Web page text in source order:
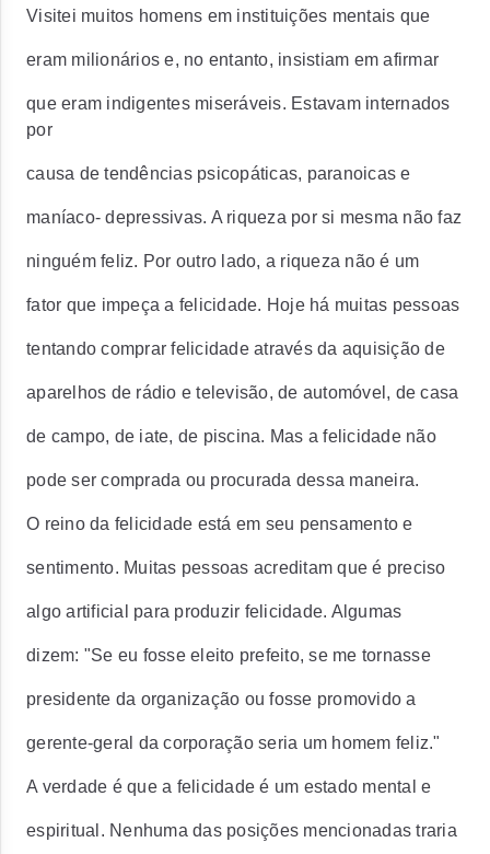
Visitei muitos homens em instituições mentais que
eram milionários e, no entanto, insistiam em afirmar
que eram indigentes miseráveis. Estavam internados
por
causa de tendências psicopáticas, paranoicas e
maníaco- depressivas. A riqueza por si mesma não faz
ninguém feliz. Por outro lado, a riqueza não é um
fator que impeça a felicidade. Hoje há muitas pessoas
tentando comprar felicidade através da aquisição de
aparelhos de rádio e televisão, de automóvel, de casa
de campo, de iate, de piscina. Mas a felicidade não
pode ser comprada ou procurada dessa maneira.
O reino da felicidade está em seu pensamento e
sentimento. Muitas pessoas acreditam que é preciso
algo artificial para produzir felicidade. Algumas
dizem: "Se eu fosse eleito prefeito, se me tornasse
presidente da organização ou fosse promovido a
gerente-geral da corporação seria um homem feliz."
A verdade é que a felicidade é um estado mental e
espiritual. Nenhuma das posições mencionadas traria